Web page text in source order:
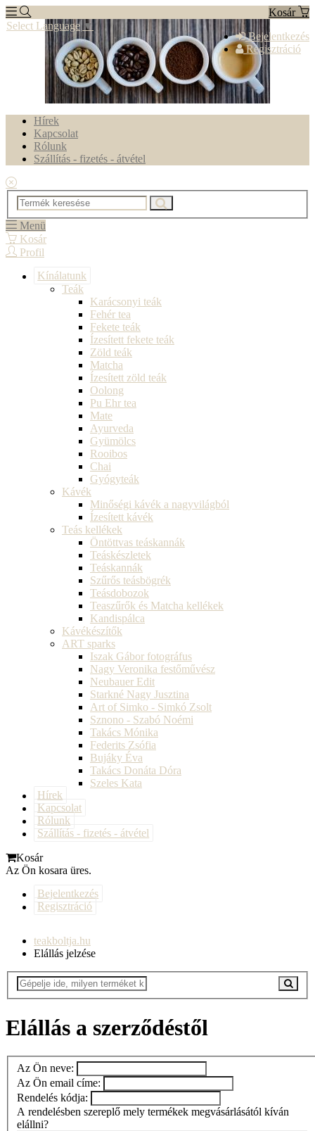
Kosár
Bejelentkezés
Regisztráció
Select Language ▼
Hírek
Kapcsolat
Rólunk
Szállítás - fizetés - átvétel
Menü
Kosár
Profil
Kínálatunk
Teák
Karácsonyi teák
Fehér tea
Fekete teák
Ízesített fekete teák
Zöld teák
Matcha
Ízesített zöld teák
Oolong
Pu Ehr tea
Mate
Ayurveda
Gyümölcs
Rooibos
Chai
Gyógyteák
Kávék
Minőségi kávék a nagyvilágból
Ízesített kávék
Teás kellékek
Öntöttvas teáskannák
Teáskészletek
Teáskannák
Szűrős teásbögrék
Teásdobozok
Teaszűrők és Matcha kellékek
Kandispálca
Kávékészítők
ART sparks
Iszak Gábor fotográfus
Nagy Veronika festőművész
Neubauer Edit
Starkné Nagy Jusztina
Art of Simko - Simkó Zsolt
Sznono - Szabó Noémi
Takács Mónika
Federits Zsófia
Bujáky Éva
Takács Donáta Dóra
Szeles Kata
Hírek
Kapcsolat
Rólunk
Szállítás - fizetés - átvétel
Kosár
Az Ön kosara üres.
Bejelentkezés
Regisztráció
teakboltja.hu
Elállás jelzése
Elállás a szerződéstől
Az Ön neve:
Az Ön email címe:
Rendelés kódja:
A rendelésben szereplő mely termékek megvásárlásától kíván
elállni?